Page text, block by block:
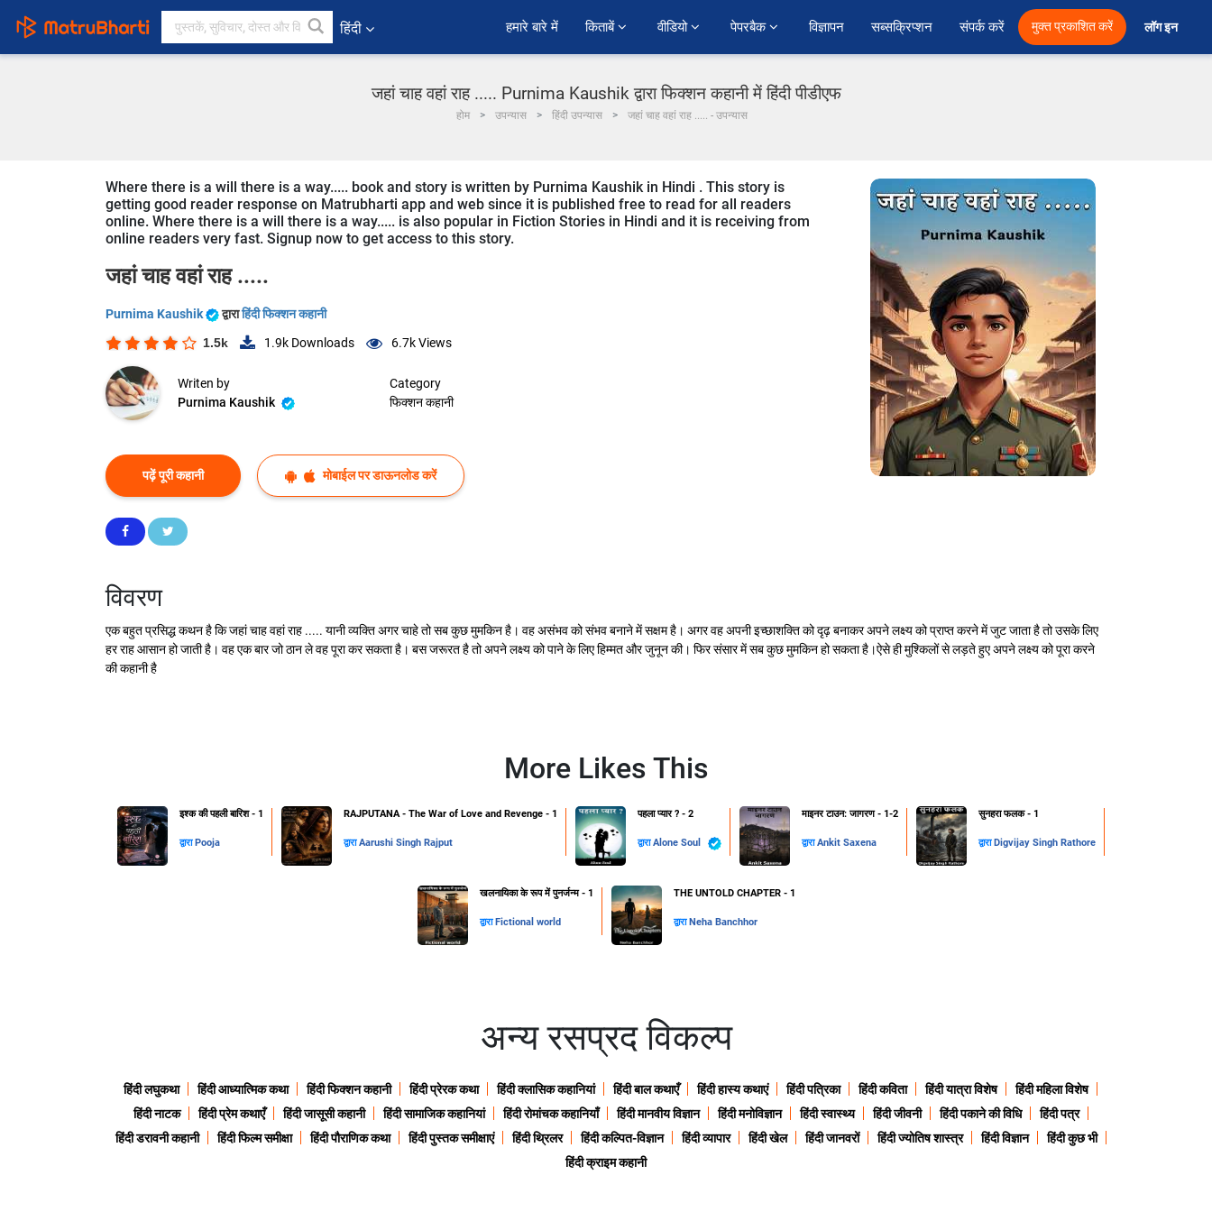
हिंदी हमारे बारे में किताबें वीडियो पेपरबैक विज्ञापन सब्सक्रिप्शन संपर्क करें मुक्त प्रकाशित करें लॉग इन
जहां चाह वहां राह ..... Purnima Kaushik द्वारा फिक्शन कहानी में हिंदी पीडीएफ
होम उपन्यास हिंदी उपन्यास जहां चाह वहां राह ..... - उपन्यास
Where there is a will there is a way..... book and story is written by Purnima Kaushik in Hindi . This story is
getting good reader response on Matrubharti app and web since it is published free to read for all readers
online. Where there is a will there is a way..... is also popular in Fiction Stories in Hindi and it is receiving from
online readers very fast. Signup now to get access to this story.
जहां चाह वहां राह .....
Purnima Kaushik द्वाराहिंदी फिक्शन कहानी
1.5k 1.9k Downloads 6.7kViews
Writen by
Purnima Kaushik
Category
फिक्शन कहानी
पढ़ें पूरी कहानी मोबाईल पर डाऊनलोड करें
विवरण
एक बहुत प्रसिद्ध कथन है कि जहां चाह वहां राह ..... यानी व्यक्ति अगर चाहे तो सब कुछ मुमकिन है। वह असंभव को संभव बनाने में सक्षम है। अगर वह अपनी इच्छाशक्ति को दृढ़ बनाकर अपने लक्ष्य को प्राप्त करने में जुट जाता है तो उसके लिए
हर राह आसान हो जाती है। वह एक बार जो ठान ले वह पूरा कर सकता है। बस जरूरत है तो अपने लक्ष्य को पाने के लिए हिम्मत और जुनून की। फिर संसार में सब कुछ मुमकिन हो सकता है।ऐसे ही मुश्किलों से लड़ते हुए अपने लक्ष्य को पूरा करने
की कहानी है
More Likes This
इश्क की पहली बारिश - 1
द्वारा Pooja
RAJPUTANA - The War of Love and Revenge - 1
द्वाराAarushi Singh Rajput
पहला प्यार ? - 2
द्वाराAlone Soul
माइनर टाउन: जागरण - 1-2
द्वाराAnkit Saxena
सुनहरा फलक - 1
द्वारा Digvijay Singh Rathore
खलनायिका के रूप में पुनर्जन्म - 1
द्वारा Fictional world
THE UNTOLD CHAPTER - 1
द्वारा Neha Banchhor
अन्य रसप्रद विकल्प
हिंदी लघुकथा हिंदी आध्यात्मिक कथा हिंदी फिक्शन कहानी हिंदी प्रेरक कथा हिंदी क्लासिक कहानियां हिंदी बाल कथाएँ हिंदी हास्य कथाएं हिंदी पत्रिका हिंदी कविता हिंदी यात्रा विशेष
हिंदी महिला विशेष
हिंदी नाटक
हिंदी प्रेम कथाएँ हिंदी जासूसी कहानी हिंदी सामाजिक कहानियां हिंदी रोमांचक कहानियाँ हिंदी मानवीय विज्ञान हिंदी मनोविज्ञान हिंदी स्वास्थ्य हिंदी जीवनी हिंदी पकाने की विधि
हिंदी पत्र
हिंदी डरावनी कहानी
हिंदी फिल्म समीक्षा हिंदी पौराणिक कथा हिंदी पुस्तक समीक्षाएं हिंदी थ्रिलर हिंदी कल्पित-विज्ञान हिंदी व्यापार हिंदी खेल हिंदी जानवरों हिंदी ज्योतिष शास्त्र हिंदी विज्ञान
हिंदी कुछ भी
हिंदी क्राइम कहानी